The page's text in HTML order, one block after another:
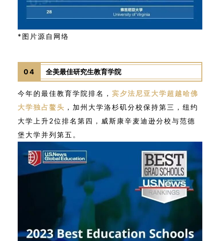
*图片源自网络
04 全美最佳研究生教育学院
今年的最佳教育学院排名， 宾夕法尼亚大学超越哈佛
大学独占鳌头 ，加州大学洛杉矶分校保持第三，纽约
大学上升2位排名第四，威斯康辛麦迪逊分校与范德
堡大学并列第五。